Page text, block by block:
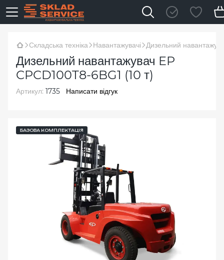
Складська техніка Навантажувачі Дизельний
Дизельний навантажувач EP
CPCD100T8-6BG1 (10 т)
Артикул: 1735 Написати відгук
БАЗОВА КОМПЛЕКТАЦІЯ